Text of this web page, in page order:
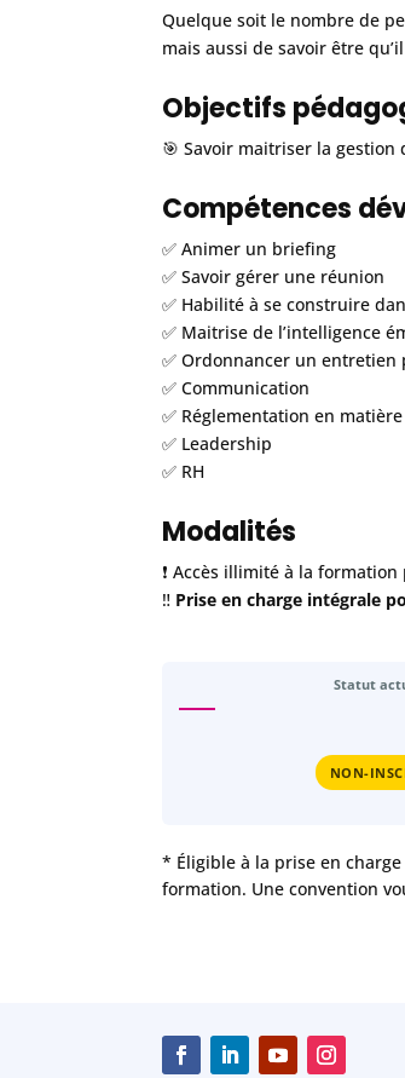
Quelque soit le nombre de
mais aussi de savoir être
Objectifs
🎯 Savoir maitriser la gestion
Compétences
✅ Animer un briefing
✅ Savoir gérer une réunion
✅ Habilité à se construire
✅ Maitrise de l’intelligence
✅ Ordonnancer un entretien
✅ Communication
✅ Réglementation en
✅ Leadership
✅ RH
Modalités
❗️ Accès illimité à la
‼️ Prise en charge intégrale
Statut
NON-
* Éligible à la prise en
formation. Une convention